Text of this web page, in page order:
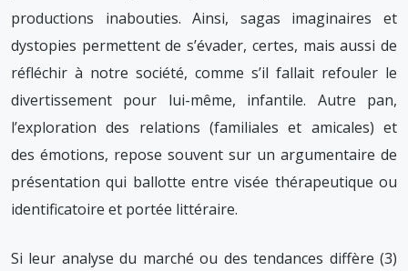
productions inabouties. Ainsi, sagas imaginaires et
dystopies permettent de s’évader, certes, mais aussi de
réfléchir à notre société, comme s’il fallait refouler le
divertissement pour lui-même, infantile. Autre pan,
l’exploration des relations (familiales et amicales) et
des émotions, repose souvent sur un argumentaire de
présentation qui ballotte entre visée thérapeutique ou
identificatoire et portée littéraire.
Si leur analyse du marché ou des tendances diffère (3)